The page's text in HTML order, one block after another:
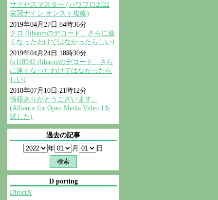
サクセスマスター (パワプロ2022
栄冠ナイン オンスト攻略)
2019年04月27日 04時36分
クロ (libaomのデコード、さらに速
くなったわけではなかったらしい)
2019年04月24日 18時30分
fg118942 (libaomのデコード、さら
に速くなったわけではなかったら
しい)
2018年07月10日 21時12分
情報ありがとうございます。
(Alliance for Open Media Video 1を
試した)
過去の記事
年
月 日
D porting
DirectX